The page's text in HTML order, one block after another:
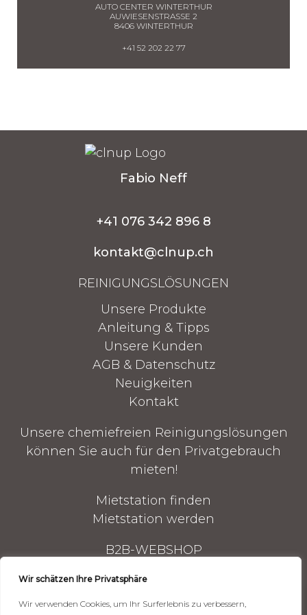
Wir schätzen Ihre Privatsphäre
Wir verwenden Cookies, um Ihr Surferlebnis zu verbessern,
AUTO CENTER WINTERTHUR
AUWIESENSTRASSE 2
8406 WINTERTHUR
+41 52 202 22 77
Fabio Neff
+41 076 342 896 8
kontakt@clnup.ch
REINIGUNGSLÖSUNGEN
Unsere Produkte
Anleitung & Tipps
Unsere Kunden
AGB & Datenschutz
Neuigkeiten
Kontakt
Unsere chemiefreien Reinigungslösungen
können Sie auch für den Privatgebrauch
mieten!
Mietstation finden
Mietstation werden
B2B-WEBSHOP
Reinigungsgeräte